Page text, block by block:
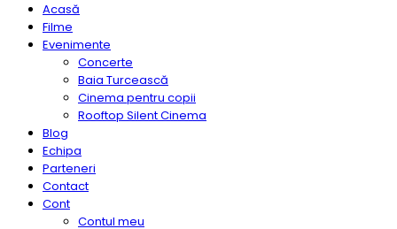
Acasă
Filme
Evenimente
Concerte
Baia Turcească
Cinema pentru copii
Rooftop Silent Cinema
Blog
Echipa
Parteneri
Contact
Cont
Contul meu